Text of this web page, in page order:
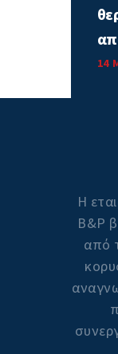
14
Η
Β&P
από